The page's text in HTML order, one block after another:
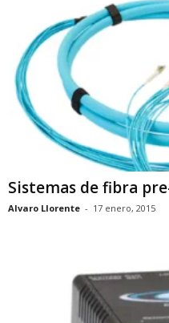
Sistemas de fibra
Alvaro Llorente - 17 enero, 2015